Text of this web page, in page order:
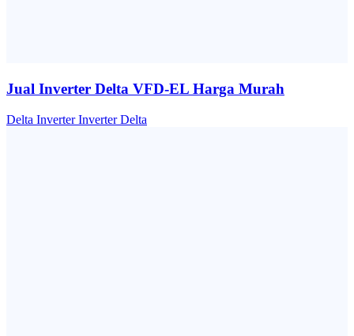
Jual Inverter Delta VFD-EL Harga Murah
Delta InverterInverter Delta